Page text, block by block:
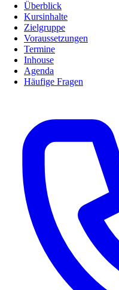
Überblick
Kursinhalte
Zielgruppe
Voraussetzungen
Termine
Inhouse
Agenda
Häufige Fragen